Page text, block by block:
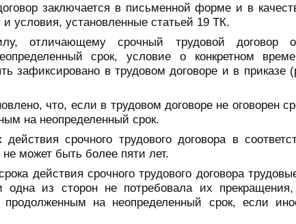
заключается в письменной форме и в
условия, установленные статьей 19 ТК.
отличающему срочный трудовой договор
срок, условие о конкретном
зафиксировано в трудовом договоре и в приказе
что, если в трудовом договоре не оговорен
на неопределенный срок.
срочного трудового договора в
может быть более пяти лет.
действия срочного трудового договора
из сторон не потребовала их прекращения,
продолженным на неопределенный срок, если